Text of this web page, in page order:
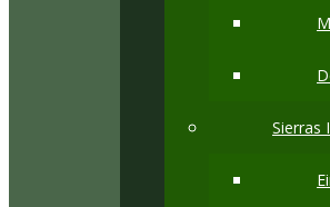
Sierras